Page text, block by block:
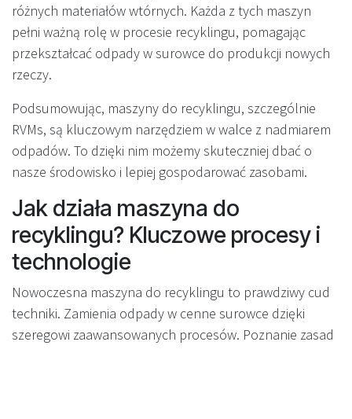
różnych materiałów wtórnych. Każda z tych maszyn
pełni ważną rolę w procesie recyklingu, pomagając
przekształcać odpady w surowce do produkcji nowych
rzeczy.
Podsumowując, maszyny do recyklingu, szczególnie
RVMs, są kluczowym narzędziem w walce z nadmiarem
odpadów. To dzięki nim możemy skuteczniej dbać o
nasze środowisko i lepiej gospodarować zasobami.
Jak działa maszyna do
recyklingu? Kluczowe procesy i
technologie
Nowoczesna maszyna do recyklingu to prawdziwy cud
techniki. Zamienia odpady w cenne surowce dzięki
szeregowi zaawansowanych procesów. Poznanie zasad